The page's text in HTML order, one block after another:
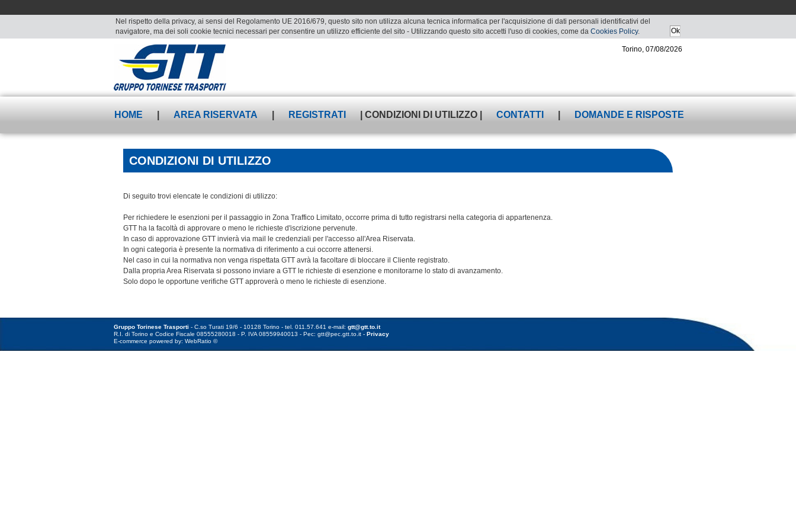
Nel rispetto della privacy, ai sensi del Regolamento UE 2016/679, questo sito non utilizza alcuna tecnica informatica per l'acquisizione di dati personali identificativi del
navigatore, ma dei soli cookie tecnici necessari per consentire un utilizzo efficiente del sito - Utilizzando questo sito accetti l'uso di cookies, come da Cookies Policy.
Torino, 07/08/2026
HOME AREA RISERVATA REGISTRATI | CONDIZIONI DI UTILIZZO | CONTATTI DOMANDE E RISPOSTE
CONDIZIONI DI UTILIZZO
Di seguito trovi elencate le condizioni di utilizzo:
Per richiedere le esenzioni per il passaggio in Zona Traffico Limitato, occorre prima di tutto registrarsi nella categoria di appartenenza.
GTT ha la facoltà di approvare o meno le richieste d'iscrizione pervenute.
In caso di approvazione GTT invierà via mail le credenziali per l'accesso all'Area Riservata.
In ogni categoria è presente la normativa di riferimento a cui occorre attenersi.
Nel caso in cui la normativa non venga rispettata GTT avrà la facoltare di bloccare il Cliente registrato.
Dalla propria Area Riservata si possono inviare a GTT le richieste di esenzione e monitorarne lo stato di avanzamento.
Solo dopo le opportune verifiche GTT approverà o meno le richieste di esenzione.
Gruppo Torinese Trasporti - C.so Turati 19/6 - 10128 Torino - tel. 011.57.641 e-mail: gtt@gtt.to.it
R.I. di Torino e Codice Fiscale 08555280018 - P. IVA 08559940013 - Pec: gtt@pec.gtt.to.it - Privacy
E-commerce powered by: WebRatio ©